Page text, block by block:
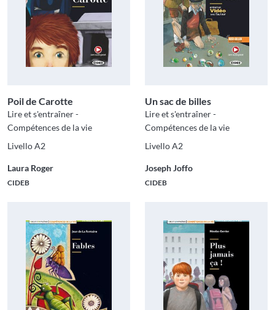
Poil de Carotte
Lire et s'entraîner -
Compétences de la vie
Livello A2
Laura Roger
CIDEB
Un sac de billes
Lire et s'entraîner -
Compétences de la vie
Livello A2
Joseph Joffo
CIDEB